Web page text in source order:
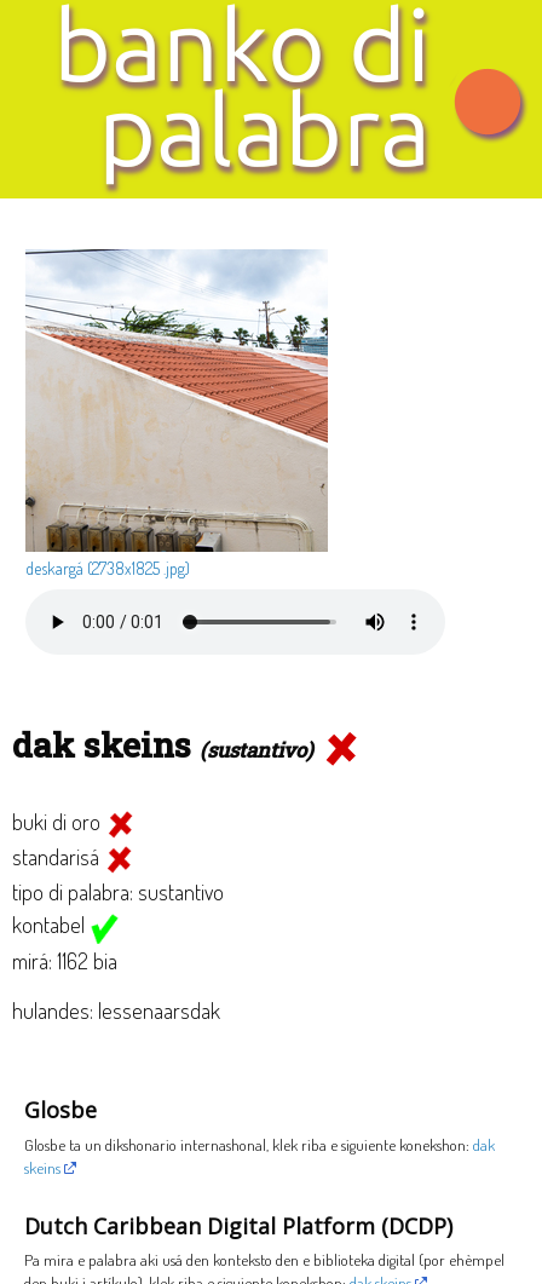
deskargá (2738x1825 .jpg)
dak skeins (sustantivo)
buki di oro
standarisá
tipo di palabra: sustantivo
kontabel
mirá: 1162 bia
hulandes: lessenaarsdak
Glosbe
Glosbe ta un dikshonario internashonal, klek riba e siguiente konekshon: dak
skeins
Dutch Caribbean Digital Platform (DCDP)
Pa mira e palabra aki usá den konteksto den e biblioteka digital (por ehèmpel